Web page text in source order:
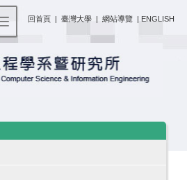
回首頁 | 臺灣大學 | 網站導覽 | ENGLISH
Toggle navigation